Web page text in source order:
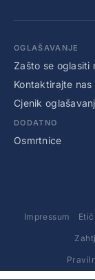
OGLAŠAVANJE
Zašto se oglasiti
Kontaktirajte nas
Cjenik
DODATNO
Osmrtnice
Impressum